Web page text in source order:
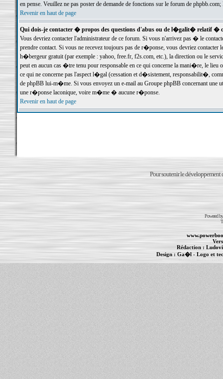
en pense. Veuillez ne pas poster de demande de fonctions sur le forum de
Revenir en haut de page
Qui dois-je contacter � propos des questions d'abus ou de l�galit� relatif �
Vous devriez contacter l'administrateur de ce forum. Si vous n'arrivez pas � le
prendre contact. Si vous ne recevez toujours pas de r�ponse, vous devriez
h�bergeur gratuit (par exemple : yahoo, free.fr, f2s.com, etc.), la direction ou le
peut en aucun cas �tre tenu pour responsable en ce qui concerne la mani�re, le
ce qui ne concerne pas l'aspect l�gal (cessation et d�sistement, responsabilit�,
de phpBB lui-m�me. Si vous envoyez un e-mail au Groupe phpBB concernant une
une r�ponse laconique, voire m�me � aucune r�ponse.
Revenir en haut de page
Pour soutenir le développement
Powered
Rédaction :
Design :Ga�l- Logo et
Informations :